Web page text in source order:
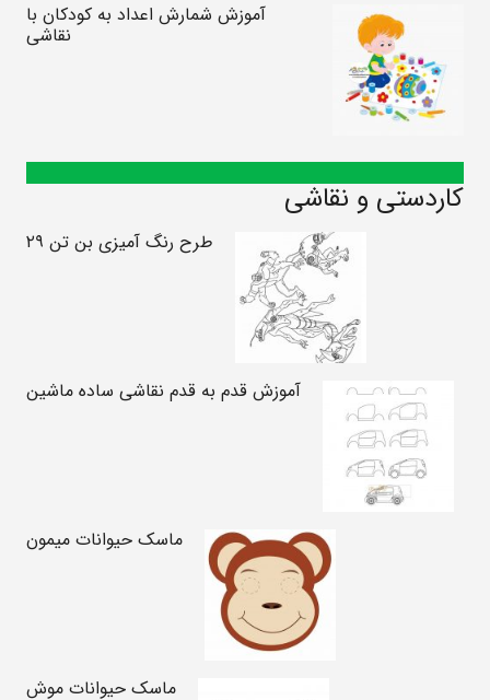
آموزش شمارش اعداد به کودکان با
نقاشی
کاردستی و نقاشی
طرح رنگ آمیزی بن تن ۲۹
آموزش قدم به قدم نقاشی ساده ماشین
ماسک حیوانات میمون
ماسک حیوانات موش